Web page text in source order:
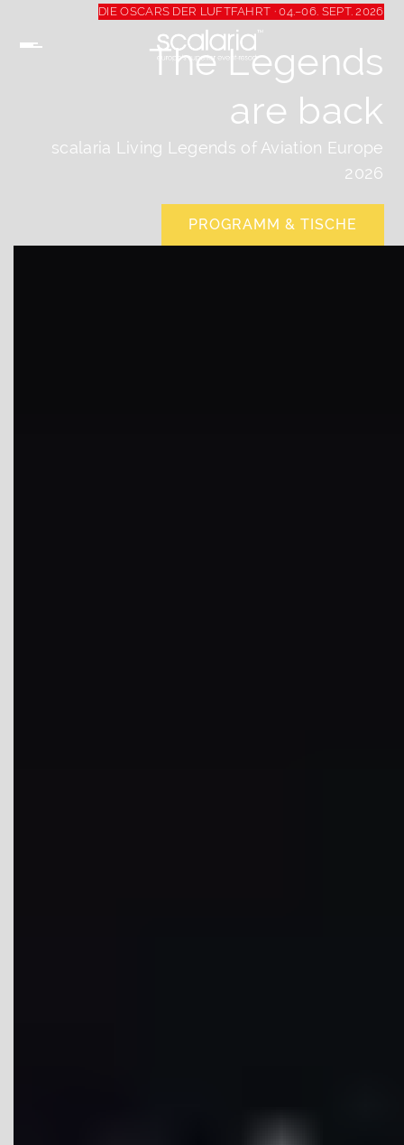
DIE OSCARS DER LUFTFAHRT · 04.–06. SEPT. 2026
The Legends
are back
scalaria Living Legends of Aviation Europe
2026
PROGRAMM & TISCHE
PROGRAMM & TISCHE